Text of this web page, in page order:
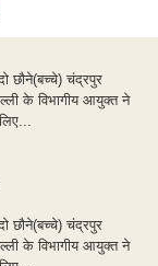
छौने(बच्चे) चंद्रपुर
के विभागीय आयुक्त ने
छौने(बच्चे) चंद्रपुर
के विभागीय आयुक्त ने